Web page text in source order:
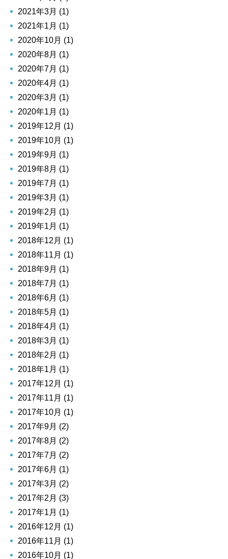
2021年3月 (1)
2021年1月 (1)
2020年10月 (1)
2020年8月 (1)
2020年7月 (1)
2020年4月 (1)
2020年3月 (1)
2020年1月 (1)
2019年12月 (1)
2019年10月 (1)
2019年9月 (1)
2019年8月 (1)
2019年7月 (1)
2019年3月 (1)
2019年2月 (1)
2019年1月 (1)
2018年12月 (1)
2018年11月 (1)
2018年9月 (1)
2018年7月 (1)
2018年6月 (1)
2018年5月 (1)
2018年4月 (1)
2018年3月 (1)
2018年2月 (1)
2018年1月 (1)
2017年12月 (1)
2017年11月 (1)
2017年10月 (1)
2017年9月 (2)
2017年8月 (2)
2017年7月 (2)
2017年6月 (1)
2017年3月 (2)
2017年2月 (3)
2017年1月 (1)
2016年12月 (1)
2016年11月 (1)
2016年10月 (1)